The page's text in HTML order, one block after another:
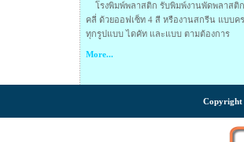
โรงพิมพ์พลาสติก รับพิมพ์งานพัดพลาสติ
คลี่ ด้วยออฟเซ็ท 4 สี หรืองานสกรีน แบบค
ทุกรูปแบบ ไดคัท และแบบ ตามต้องการ
More...
Copyright